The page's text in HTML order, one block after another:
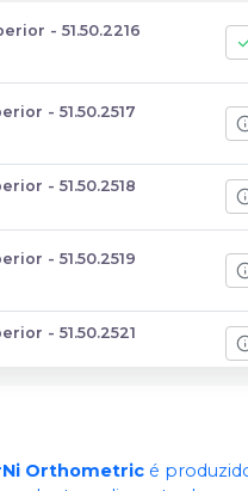
- 51.50.2216
- 51.50.2517
- 51.50.2518
- 51.50.2519
- 51.50.2521
- 52.50.2517
Orthometric é